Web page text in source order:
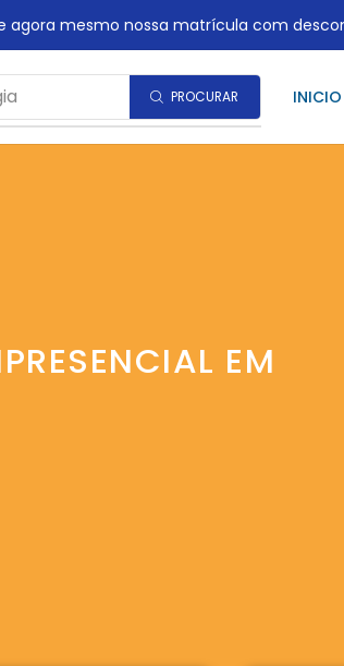
agora mesmo nossa matrícula com
PROCURAR INICIO
EM